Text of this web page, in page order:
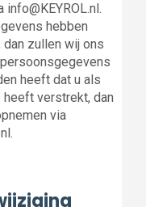
hebben
zullen wij ons
heeft dat u als
verstrekt, dan
via